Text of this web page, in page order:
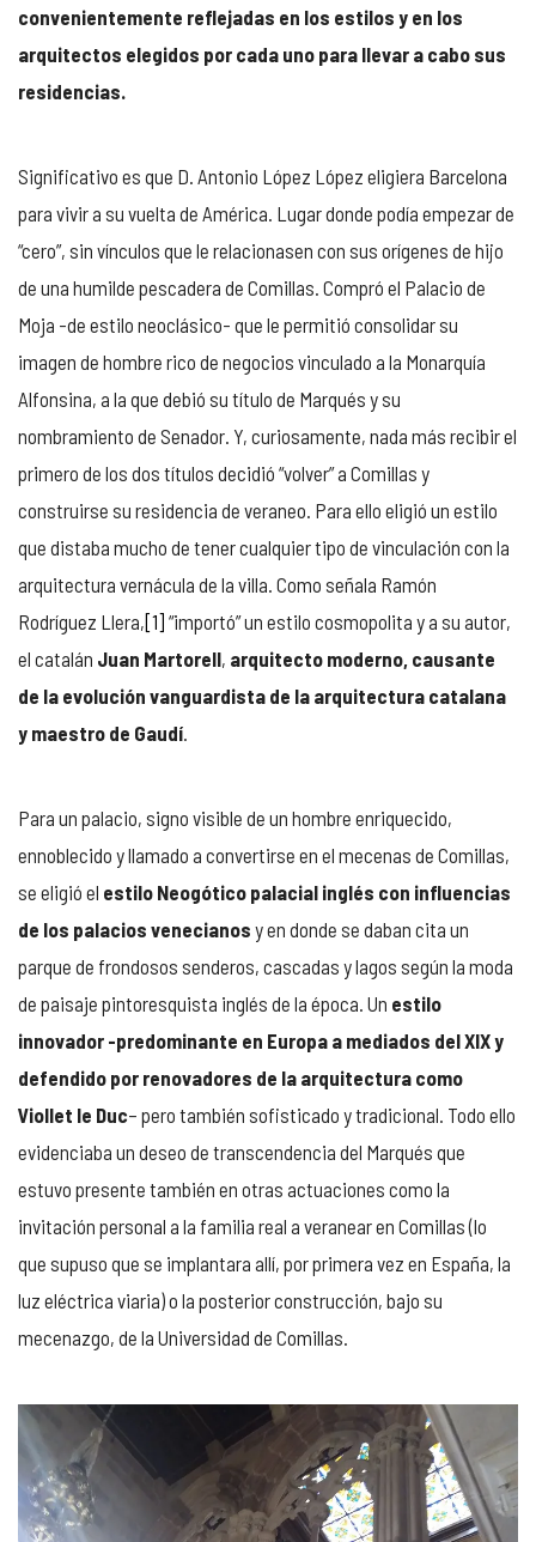
convenientemente reflejadas en los estilos y en los
arquitectos elegidos por cada uno para llevar a cabo sus
residencias.
Significativo es que D. Antonio López López eligiera Barcelona
para vivir a su vuelta de América. Lugar donde podía empezar de
“cero”, sin vínculos que le relacionasen con sus orígenes de hijo
de una humilde pescadera de Comillas. Compró el Palacio de
Moja -de estilo neoclásico- que le permitió consolidar su
imagen de hombre rico de negocios vinculado a la Monarquía
Alfonsina, a la que debió su título de Marqués y su
nombramiento de Senador. Y, curiosamente, nada más recibir el
primero de los dos títulos decidió “volver” a Comillas y
construirse su residencia de veraneo. Para ello eligió un estilo
que distaba mucho de tener cualquier tipo de vinculación con la
arquitectura vernácula de la villa. Como señala Ramón
Rodríguez Llera,[1] “importó” un estilo cosmopolita y a su autor,
el catalán Juan Martorell, arquitecto moderno, causante
de la evolución vanguardista de la arquitectura catalana
y maestro de Gaudí
Para un palacio, signo visible de un hombre enriquecido,
ennoblecido y llamado a convertirse en el mecenas de Comillas,
se eligió el estilo Neogótico palacial inglés con influencias
de los palacios venecianos y en donde se daban cita un
parque de frondosos senderos, cascadas y lagos según la moda
de paisaje pintoresquista inglés de la época. Un estilo
innovador -predominante en Europa a mediados del XIX y
defendido por renovadores de la arquitectura como
Viollet le Duc– pero también sofisticado y tradicional. Todo ello
evidenciaba un deseo de transcendencia del Marqués que
estuvo presente también en otras actuaciones como la
invitación personal a la familia real a veranear en Comillas (lo
que supuso que se implantara allí, por primera vez en España, la
luz eléctrica viaria) o la posterior construcción, bajo su
mecenazgo, de la Universidad de Comillas.